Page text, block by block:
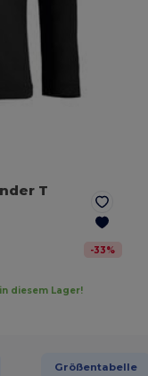
T
-33%
diesem Lager!
Größentabelle